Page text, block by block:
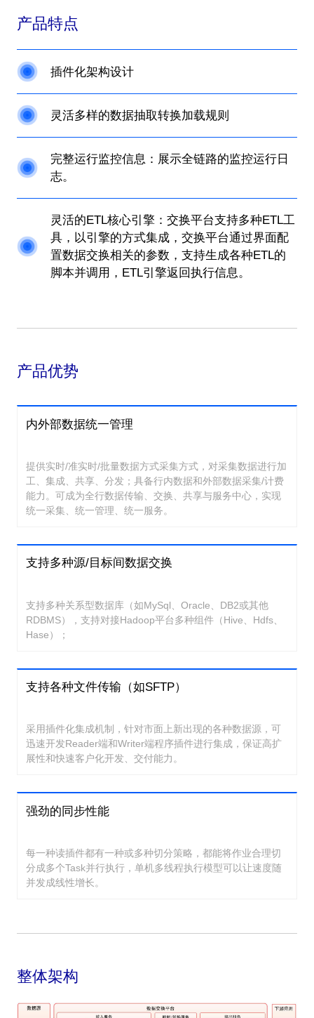
产品特点
插件化架构设计
灵活多样的数据抽取转换加载规则
完整运行监控信息：展示全链路的监控运行日
志。
灵活的ETL核心引擎：交换平台支持多种ETL工
具，以引擎的方式集成，交换平台通过界面配
置数据交换相关的参数，支持生成各种ETL的
脚本并调用，ETL引擎返回执行信息。
产品优势
内外部数据统一管理
提供实时/准实时/批量数据方式采集方式，对采集数据进行加
工、集成、共享、分发；具备行内数据和外部数据采集/计费
能力。可成为全行数据传输、交换、共享与服务中心，实现
统一采集、统一管理、统一服务。
支持多种源/目标间数据交换
支持多种关系型数据库（如MySql、Oracle、DB2或其他
RDBMS），支持对接Hadoop平台多种组件（Hive、Hdfs、
Hase）；
支持各种文件传输（如SFTP）
采用插件化集成机制，针对市面上新出现的各种数据源，可
迅速开发Reader端和Writer端程序插件进行集成，保证高扩
展性和快速客户化开发、交付能力。
强劲的同步性能
每一种读插件都有一种或多种切分策略，都能将作业合理切
分成多个Task并行执行，单机多线程执行模型可以让速度随
并发成线性增长。
整体架构